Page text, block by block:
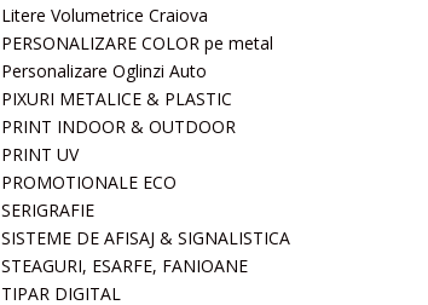
Litere Volumetrice Craiova
PERSONALIZARE COLOR pe metal
Personalizare Oglinzi Auto
PIXURI METALICE & PLASTIC
PRINT INDOOR & OUTDOOR
PRINT UV
PROMOTIONALE ECO
SERIGRAFIE
SISTEME DE AFISAJ & SIGNALISTICA
STEAGURI, ESARFE, FANIOANE
TIPAR DIGITAL